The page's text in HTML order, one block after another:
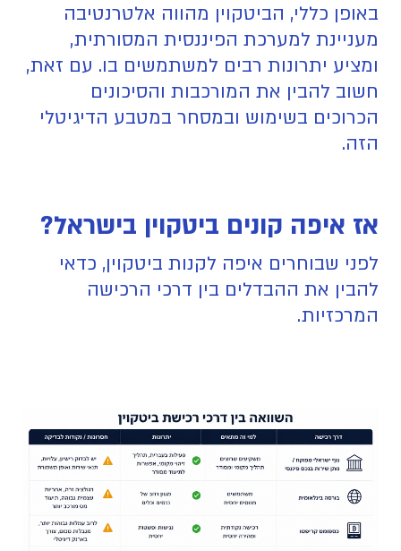
באופן כללי, הביטקוין מהווה אלטרנטיבה
מעניינת למערכת הפיננסית המסורתית,
ומציע יתרונות רבים למשתמשים בו. עם זאת,
חשוב להבין את המורכבות והסיכונים
הכרוכים בשימוש ובמסחר במטבע הדיגיטלי
הזה.
אז איפה קונים ביטקוין בישראל?
לפני שבוחרים איפה לקנות ביטקוין, כדאי
להבין את ההבדלים בין דרכי הרכישה
המרכזיות.